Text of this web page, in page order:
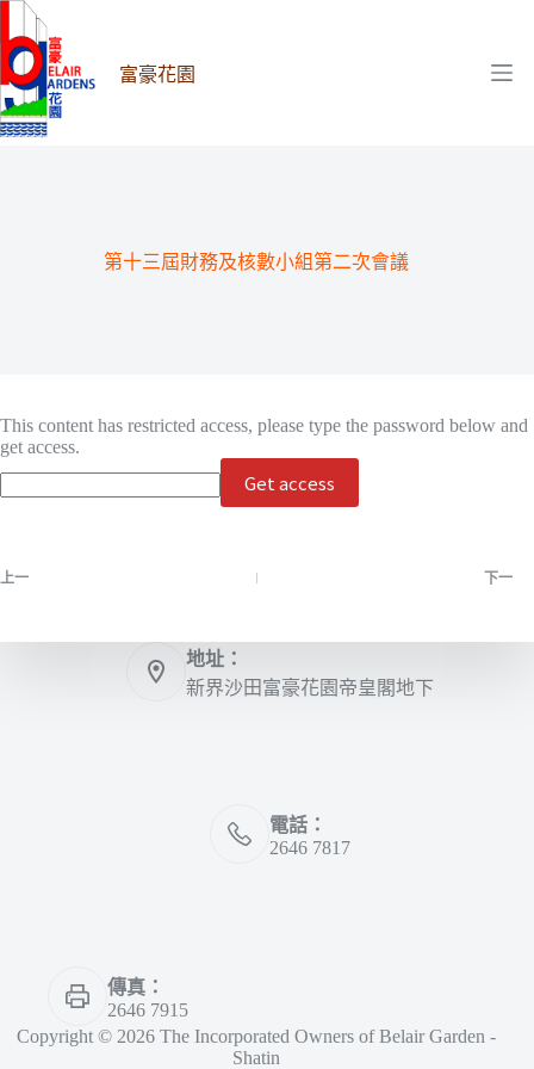
至
主
要
內
富豪花園
第十三屆財務及核數小組第二次會議
This content has restricted access, please type the password below and
get access.
上一 下一
地址：
新界沙田富豪花園帝皇閣地下
電話：
2646 7817
傳真：
2646 7915
Copyright © 2026 The Incorporated Owners of Belair Garden -
Shatin